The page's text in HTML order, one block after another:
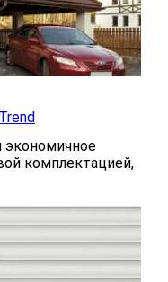
экономичное
комплектацией,